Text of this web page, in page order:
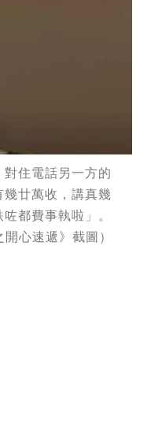
住電話另一方的
幾廿萬收，講真幾
都費事執啦」。
心速遞》截圖）